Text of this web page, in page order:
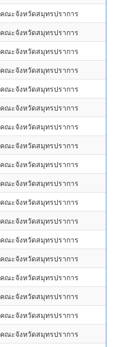
คณะจังหวัดสมุทรปราการ
คณะจังหวัดสมุทรปราการ
คณะจังหวัดสมุทรปราการ
คณะจังหวัดสมุทรปราการ
คณะจังหวัดสมุทรปราการ
คณะจังหวัดสมุทรปราการ
คณะจังหวัดสมุทรปราการ
คณะจังหวัดสมุทรปราการ
คณะจังหวัดสมุทรปราการ
คณะจังหวัดสมุทรปราการ
คณะจังหวัดสมุทรปราการ
คณะจังหวัดสมุทรปราการ
คณะจังหวัดสมุทรปราการ
คณะจังหวัดสมุทรปราการ
คณะจังหวัดสมุทรปราการ
คณะจังหวัดสมุทรปราการ
คณะจังหวัดสมุทรปราการ
คณะจังหวัดสมุทรปราการ